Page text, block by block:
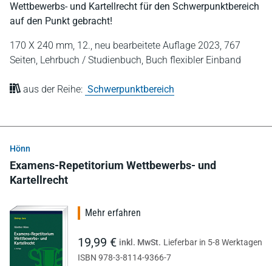
Wettbewerbs- und Kartellrecht für den Schwerpunktbereich
auf den Punkt gebracht!
170 X 240 mm, 12., neu bearbeitete Auflage 2023, 767
Seiten, Lehrbuch / Studienbuch, Buch flexibler Einband
aus der Reihe: Schwerpunktbereich
Hönn
Examens-Repetitorium Wettbewerbs- und
Kartellrecht
Mehr erfahren
19,99 € inkl. MwSt. Lieferbar in 5-8 Werktagen
ISBN 978-3-8114-9366-7